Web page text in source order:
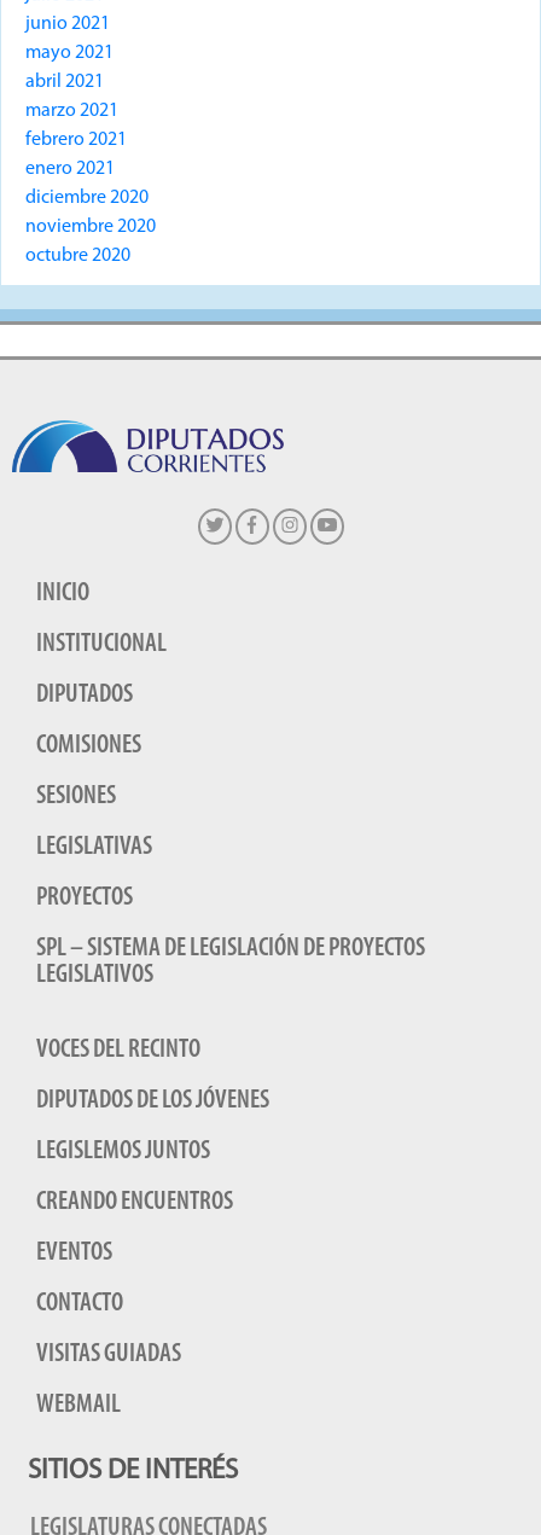
junio 2021
mayo 2021
abril 2021
marzo 2021
febrero 2021
enero 2021
diciembre 2020
noviembre 2020
octubre 2020
INICIO
INSTITUCIONAL
DIPUTADOS
COMISIONES
SESIONES
LEGISLATIVAS
PROYECTOS
SPL – SISTEMA DE LEGISLACIÓN DE PROYECTOS
LEGISLATIVOS
VOCES DEL RECINTO
DIPUTADOS DE LOS JÓVENES
LEGISLEMOS JUNTOS
CREANDO ENCUENTROS
EVENTOS
CONTACTO
VISITAS GUIADAS
WEBMAIL
SITIOS DE INTERÉS
LEGISLATURAS CONECTADAS